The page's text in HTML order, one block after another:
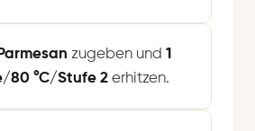
zugeben und 1
80 °C/Stufe 2 erhitzen.